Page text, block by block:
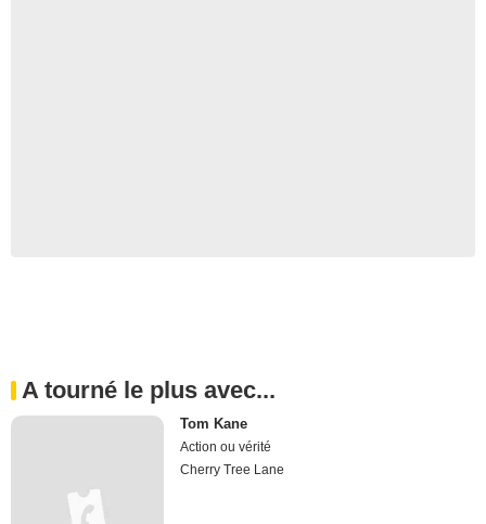
A tourné le plus avec...
Tom Kane
Action ou vérité
Cherry Tree Lane